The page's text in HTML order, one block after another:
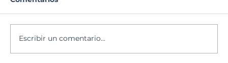
Escribir un comentario...